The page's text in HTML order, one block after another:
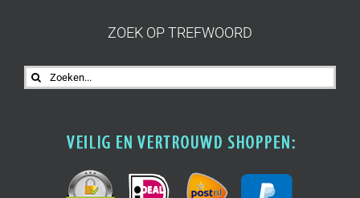
ZOEK OP TREFWOORD
Zoeken
naar: